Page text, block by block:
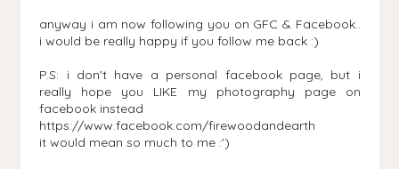
anyway i am now following you on GFC & Facebook..
i would be really happy if you follow me back :)
P.S: i don't have a personal facebook page, but i
really hope you LIKE my photography page on
facebook instead
https://www.facebook.com/firewoodandearth
it would mean so much to me :')